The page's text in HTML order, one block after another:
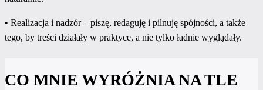
• Realizacja i nadzór – piszę, redaguję i pilnuję spójności, a także
tego, by treści działały w praktyce, a nie tylko ładnie wyglądały.
CO MNIE WYRÓŻNIA NA TLE